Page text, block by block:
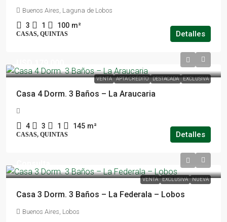
Buenos Aires, Laguna de Lobos
3 1 100 m²
CASAS, QUINTAS Detalles
VENTA APTA CRÉDITO DESTACADA EXCLUSIVA
Casa 4 Dorm. 3 Baños – La Araucaria
4 3 1 145 m²
CASAS, QUINTAS Detalles
VENTA EXCLUSIVA NUEVA
Casa 3 Dorm. 3 Baños – La Federala – Lobos
Buenos Aires, Lobos